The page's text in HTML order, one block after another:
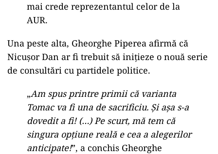
mai crede reprezentantul celor de la
AUR.
Una peste alta, Gheorghe Piperea afirmă că
Nicușor Dan ar fi trebuit să inițieze o nouă serie
de consultări cu partidele politice.
„Am spus printre primii că varianta
Tomac va fi una de sacrificiu. Și așa s-a
dovedit a fi! (…) Pe scurt, mă tem că
singura opțiune reală e cea a alegerilor
anticipate!”, a conchis Gheorghe